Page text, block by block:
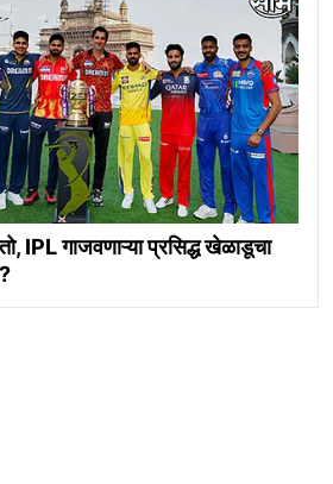
IPL गाजवणाऱ्या प्रसिद्ध खेळाडूचा